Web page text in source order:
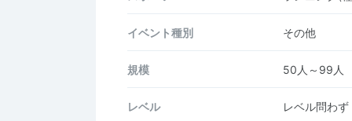
イベント種別 その他
規模 50人～99人
レベル レベル問わず